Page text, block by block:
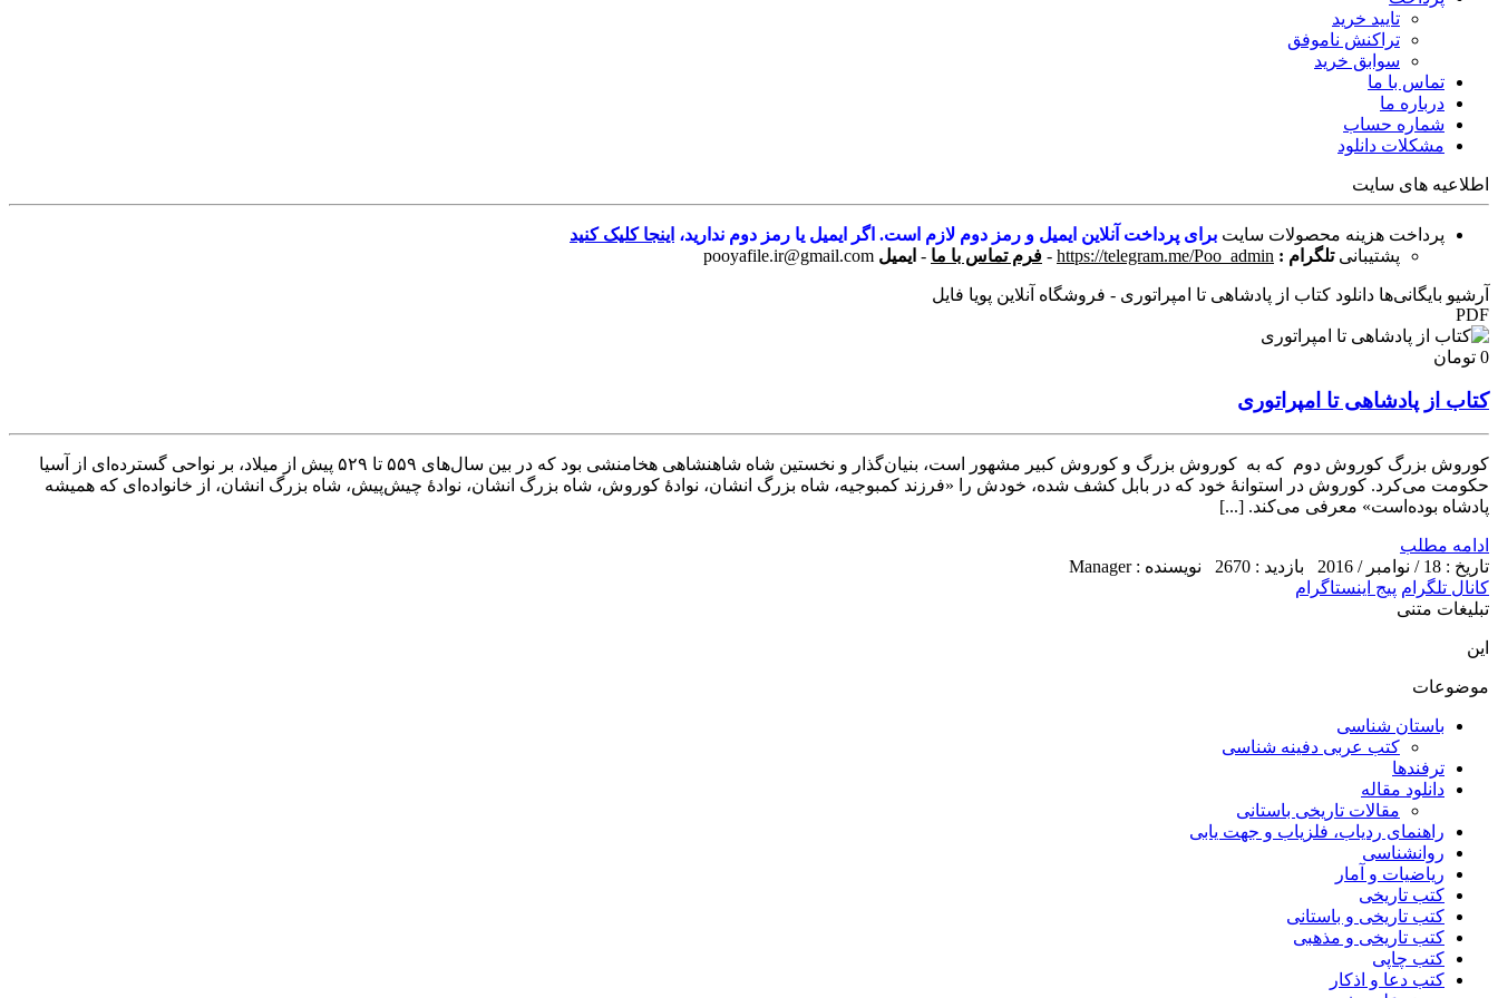
تایید خرید
تراکنش ناموفق
سوابق خرید
تماس با ما
درباره ما
شماره حساب
مشکلات دانلود
اطلاعیه های سایت
پرداخت هزینه محصولات سایت برای پرداخت آنلاین ایمیل و رمز دوم لازم است. اگر ایمیل یا رمز دوم ندارید، اینجا کلیک کنید
پشتیبانی تلگرام : https://telegram.me/Poo_admin
- فرم تماس با ما - ایمیل pooyafile.ir@gmail.com
آرشیو بایگانی‌ها دانلود کتاب از پادشاهی تا امپراتوری - فروشگاه آنلاین پویا فایل
PDF
0 تومان
کتاب از پادشاهی تا امپراتوری
کوروش بزرگ کوروش دوم که به کوروش بزرگ و کوروش کبیر مشهور است، بنیان‌گذار و نخستین شاه شاهنشاهی هخامنشی بود که در بین سال‌های ۵۵۹ تا ۵۲۹ پیش از میلاد، بر نواحی گسترده‌ای از آسیا
حکومت می‌کرد. کوروش در استوانهٔ خود که در بابل کشف شده، خودش را «فرزند کمبوجیه، شاه بزرگ انشان، نوادهٔ کوروش، شاه بزرگ انشان، نوادهٔ چیش‌پیش، شاه بزرگ انشان، از خانواده‌ای که همیشه
پادشاه بوده‌است» معرفی می‌کند. [...]
ادامه مطلب
تاریخ : 18 / نوامبر / 2016
بازدید : 2670
نویسنده : Manager
کانال تلگرام پیج اینستاگرام
تبلیغات متنی
این
موضوعات
باستان شناسی
کتب عربی دفینه شناسی
ترفندها
دانلود مقاله
مقالات تاریخی باستانی
راهنمای ردیاب، فلزیاب و جهت یابی
روانشناسی
ریاضیات و آمار
کتب تاریخی
کتب تاریخی و باستانی
کتب تاریخی و مذهبی
کتب چاپی
کتب دعا و اذکار